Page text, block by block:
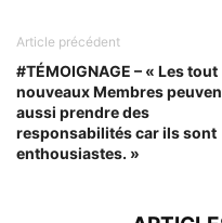
Article précédent
#TÉMOIGNAGE – « Les tout
nouveaux Membres
aussi prendre des
responsabilités car ils sont
enthousiastes. »